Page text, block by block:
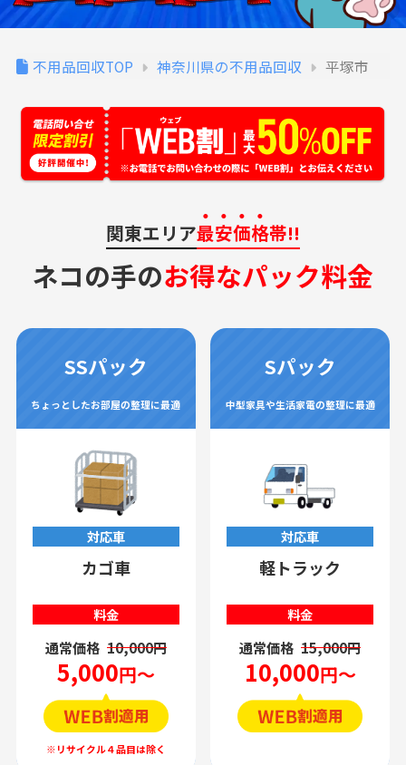
不用品回収TOP 神奈川県の不用品回収 平塚市
関東エリア最安価格帯!!
ネコの手のお得なパック料金
SSパック
ちょっとしたお部屋の整理に最適
対応車
カゴ車
料金
通常価格 10,000円
5,000円～
Sパック
中型家具や生活家電の整理に最適
対応車
軽トラック
料金
通常価格 15,000円
10,000円～